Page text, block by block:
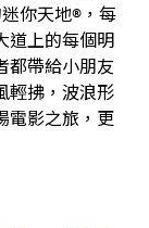
你天地®，每
道上的每個明
都帶給小朋友
輕拂，波浪形
電影之旅，更